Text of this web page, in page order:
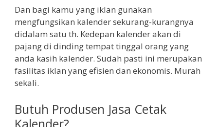
Dan bagi kamu yang iklan gunakan
mengfungsikan kalender sekurang-kurangnya
didalam satu th. Kedepan kalender akan di
pajang di dinding tempat tinggal orang yang
anda kasih kalender. Sudah pasti ini merupakan
fasilitas iklan yang efisien dan ekonomis. Murah
sekali.
Butuh Produsen Jasa Cetak
Kalender?